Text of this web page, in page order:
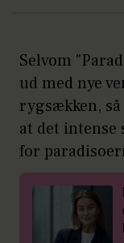
Selvom
ud med nye
rygsækken,
at det intense
for